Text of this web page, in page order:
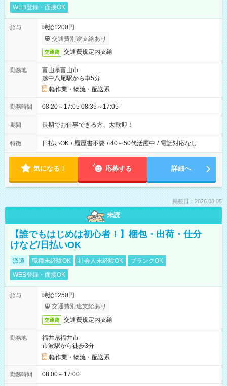
WEB登録・面接OK
給与
時給1200円
交通費別途支給あり
交通費 交通費規定内支給
勤務地
富山県富山市
越中八尾駅から車5分
軽作業・物流・配送系
勤務時間 08:20～17:05 08:35～17:05
期間 長期でお仕事できる方、大歓迎！
特徴 日払いOK / 履歴書不要 / 40～50代活躍中 / 電話対応なし
気になる！ 応募する 詳細へ
掲載日：2026.08.05
未読
【誰でもはじめは初心者！】梱包・出荷・仕分
けなど/日払いOK
派遣 職種未経験OK 社会人未経験OK
ブランクOK
WEB登録・面接OK
給与
時給1250円
交通費別途支給あり
交通費 交通費規定内支給
勤務地
福井県福井市
市波駅から徒歩3分
軽作業・物流・配送系
勤務時間 08:00～17:00